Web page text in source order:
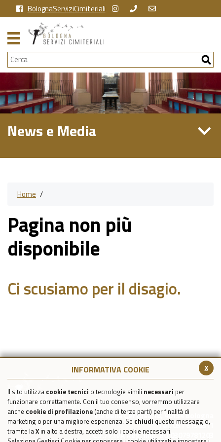
x
INFORMATIVA COOKIE
Il sito utilizza cookie tecnici o tecnologie simili necessari per
funzionare correttamente. Con il tuo consenso, vorremmo utilizzare
anche cookie di profilazione (anche di terze parti) per finalità di
marketing o per una migliore esperienza. Se chiudi questo messaggio,
tramite laX in alto a destra, accetti solo i cookie necessari.
BolognaServiziCimiteriali
Cerca
News e Media
Home /
Pagina non più
disponibile
Ci scusiamo per il disagio.
Via della Certosa 18, 40134 Bologna
Tel. 051 6150811
C.F./P.IVA Reg. Imp. BO 03079781203